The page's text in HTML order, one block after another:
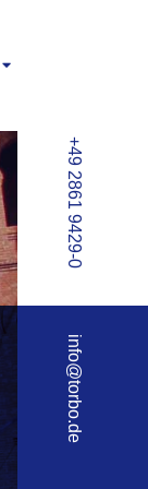
+49 2861 9429-0
info@torbo.de